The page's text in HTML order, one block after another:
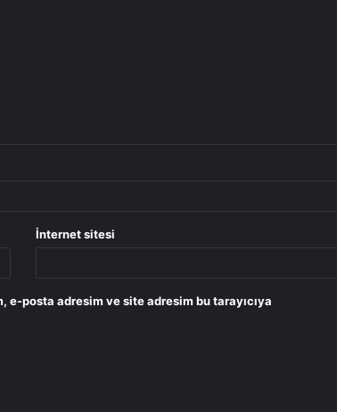
İnternet sitesi
e-posta adresim ve site adresim bu tarayıcıya